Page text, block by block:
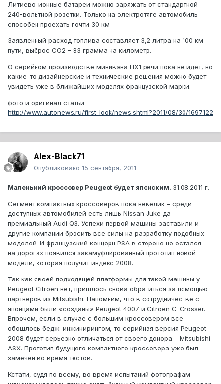
Литиево-ионные батареи можно заряжать от стандартной
240-вольтной розетки. Только на электротяге автомобиль
способен проехать почти 30 км.
Заявленный расход топлива составляет 3,2 литра на 100 км
пути, выброс СО2 – 83 грамма на километр.
О серийном производстве минивэна НХ1 речи пока не идет, но
какие-то дизайнерские и технические решения можно будет
увидеть уже в ближайших моделях французской марки.
фото и оригинал статьи
http://www.autonews.ru/first_look/news.shtml?2011/08/30/1697122
Alex-Black71
Опубликовано 15 сентября, 2011
Маленький кроссовер Peugeot будет японским. 31.08.2011 г.
Сегмент компактных кроссоверов пока невелик – среди
доступных автомобилей есть лишь Nissan Juke да
премиальный Audi Q3. Успехи первой машины заставили и
другие компании бросить все силы на разработку подобных
моделей. И французский концерн PSA в стороне не остался –
на дорогах появился закамуфлированный прототип новой
модели, которая получит индекс 2008.
Так как своей подходящей платформы для такой машины у
Peugeot Citroen нет, пришлось снова обратиться за помощью
партнеров из Mitsubishi. Напомним, что в сотрудничестве с
японцами были «созданы» Peugeot 4007 и Citroen C-Crosser.
Впрочем, если в случае с большим кроссовером все
обошлось бедж-инжинирингом, то серийная версия Peugeot
2008 будет серьезно отличаться от своего донора – Mitsubishi
ASX. Прототип будущего компактного кроссовера уже был
замечен во время тестов.
Кстати, судя по всему, во время испытаний фотографам-